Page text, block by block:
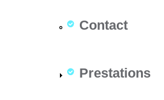
Contact
Prestations